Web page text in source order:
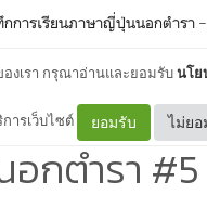
องเรา กรุณาอ่านและยอมรับนโย
ารเว็บไซต์ ยอมรับ ไม่ยอ
การเรียนภาษาญี่ปุ่นนอกตำรา –
ารเรียนภาษ
อกตำรา #5